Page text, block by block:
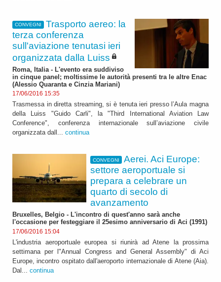
CONVEGNI
Trasporto aereo: la
terza conferenza
sull'aviazione tenutasi ieri
organizzata dalla Luiss
Roma, Italia - L'evento era suddiviso
in cinque panel; moltissime le autorità presenti tra le altre Enac
(Alessio Quaranta e Cinzia Mariani)
17/06/2016 15:35
Trasmessa in diretta streaming, si è tenuta ieri presso l’Aula magna
della Luiss "Guido Carli", la "Third International Aviation Law
Conference", conferenza internazionale sull’aviazione civile
organizzata dall... continua
CONVEGNI
Aerei. Aci Europe:
settore aeroportuale si
prepara a celebrare un
quarto di secolo di
avanzamento
Bruxelles, Belgio - L'incontro di quest'anno sarà anche
l'occasione per festeggiare il 25esimo anniversario di Aci (1991)
17/06/2016 15:04
L'industria aeroportuale europea si riunirà ad Atene la prossima
settimana per l"Annual Congress and General Assembly" di Aci
Europe, incontro ospitato dall'aeroporto internazionale di Atene (Aia).
Dal... continua